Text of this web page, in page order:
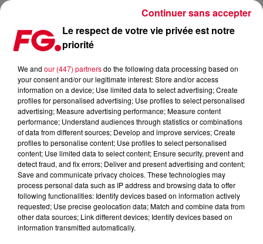
COUP DE COEUR FG : 'TOGETHER' DE REDONDO
Publié : 15 octobre 2020 à 5h37 par Antony Harari
Le respect de votre vie privée est notre
priorité
We and our (447) partnersdo the following data processing based on
your consent and/or our legitimate interest: Store and/or access
information on a device; Use limited data to select advertising; Create
profiles for personalised advertising; Use profiles to select personalised
advertising; Measure advertising performance; Measure content
performance; Understand audiences through statistics or combinations
of data from different sources; Develop and improve services; Create
profiles to personalise content; Use profiles to select personalised
content; Use limited data to select content; Ensure security, prevent and
detect fraud, and fix errors; Deliver and present advertising and content;
Save and communicate privacy choices. These technologies may
process personal data such as IP address and browsing data to offer
following functionalities: Identify devices based on information actively
requested; Use precise geolocation data; Match and combine data from
other data sources; Link different devices; Identify devices based on
information transmitted automatically.
Continuer sans accepter